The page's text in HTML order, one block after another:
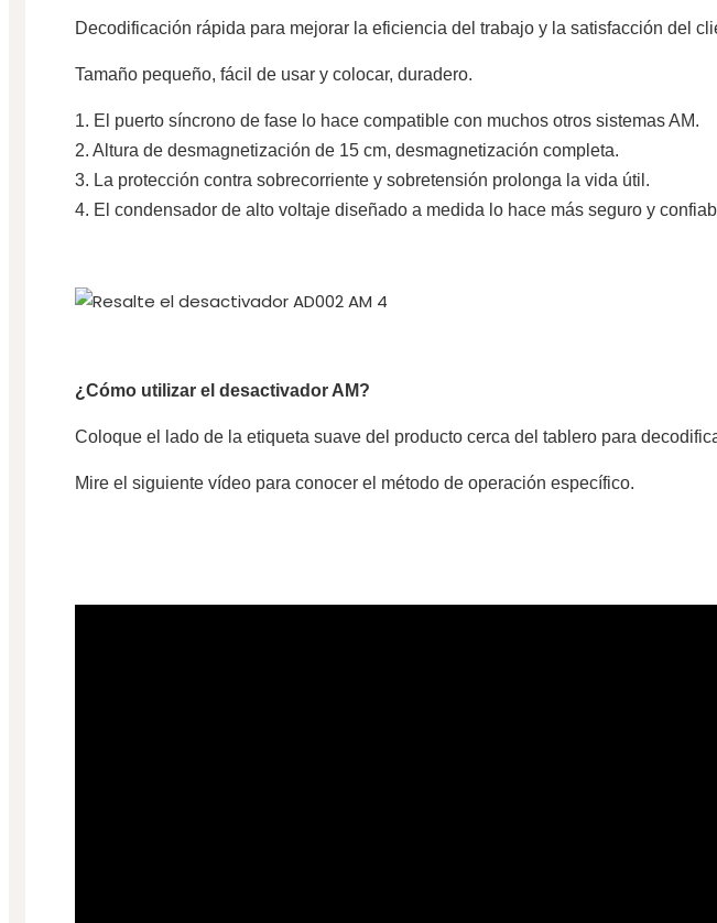
Decodificación rápida para mejorar la eficiencia del trabajo y la satisfacción del
Tamaño pequeño, fácil de usar y colocar, duradero.
1. El puerto síncrono de fase lo hace compatible con muchos otros sistemas AM.
2. Altura de desmagnetización de 15 cm, desmagnetización completa.
3. La protección contra sobrecorriente y sobretensión prolonga la vida útil.
4. El condensador de alto voltaje diseñado a medida lo hace más seguro y
¿Cómo utilizar el desactivador AM?
Coloque el lado de la etiqueta suave del producto cerca del tablero para
Mire el siguiente vídeo para conocer el método de operación específico.